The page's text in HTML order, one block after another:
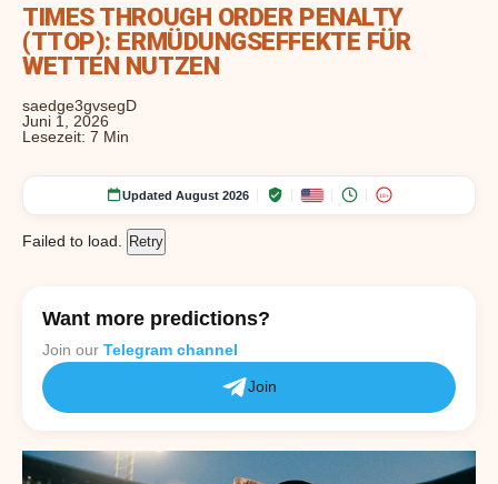
TIMES THROUGH ORDER PENALTY
(TTOP): ERMÜDUNGSEFFEKTE FÜR
WETTEN NUTZEN
saedge3gvsegD
Juni 1, 2026
Lesezeit: 7 Min
Updated August 2026 18+
Failed to load. Retry
Want more predictions?
Join our Telegram channel
Join